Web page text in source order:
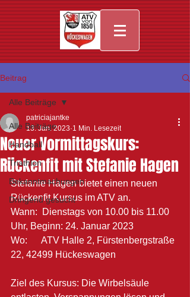
Beitrag
Alle Beiträge
Handball
Triathlon
Bekanntmachungen
Dringend gesucht
Alle Beiträge
Neuer Vormittagskurs:
Rückenfit mit Stefanie Hagen
patriciajantke
13. Jan. 2023 1 Min. Lesezeit
Stefanie Hagen bietet einen neuen
Rückenfit Kursus im ATV an.
Wann:  Dienstags von 10.00 bis 11.00
Uhr, Beginn: 24. Januar 2023
Wo:      ATV Halle 2, Fürstenbergstraße
22, 42499 Hückeswagen
Ziel des Kursus: Die Wirbelsäule